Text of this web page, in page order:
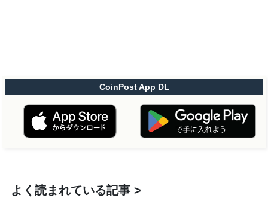
CoinPost App DL
よく読まれている記事